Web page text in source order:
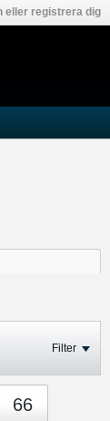
eller registrera dig
Filter
66